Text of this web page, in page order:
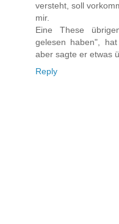
versteht, soll
mir.
Eine These
gelesen haben",
aber sagte er etwas
Reply